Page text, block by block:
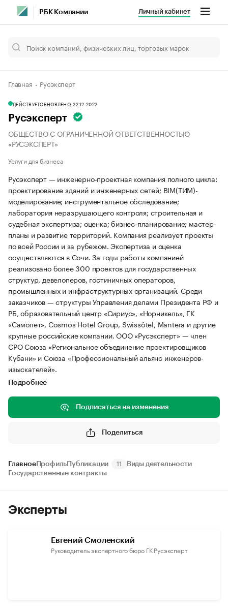
РБК Компании Личный кабинет
Главная Русэксперт
ДЕЙСТВУЕТОБНОВЛЕНО, 22.12.2022
Русэксперт
ОБЩЕСТВО С ОГРАНИЧЕННОЙ ОТВЕТСТВЕННОСТЬЮ
«РУСЭКСПЕРТ»
Услуги для бизнеса
Русэксперт — инженерно-проектная компания полного цикла:
проектирование зданий и инженерных сетей; BIM(ТИМ)-
моделирование; инструментальное обследование;
лаборатория неразрушающего контроля; строительная и
судебная экспертиза; оценка; бизнес-планирование; мастер-
планы и развитие территорий. Компания реализует проекты
по всей России и за рубежом. Экспертиза и оценка
осуществляются в Сочи. За годы работы компанией
реализовано более 300 проектов для государственных
структур, девелоперов, гостиничных операторов,
промышленных и инфраструктурных организаций. Среди
заказчиков — структуры Управления делами Президента РФ и
РБ, образовательный центр «Сириус», «Норникель», ГК
«Самолет», Cosmos Hotel Group, Swissôtel, Mantera и другие
крупные российские компании. ООО «Русэксперт» — член
СРО Союза «Региональное объединение проектировщиков
Кубани» и Союза «Профессиональный альянс инженеров-
изыскателей».
Подробнее
Подписаться на изменения
Поделиться
ГлавноеПрофиль Публикации 11
Виды деятельности
Государственные контракты
Эксперты
Евгений Смоленский
Руководитель экспертного бюро ГК Русэксперт